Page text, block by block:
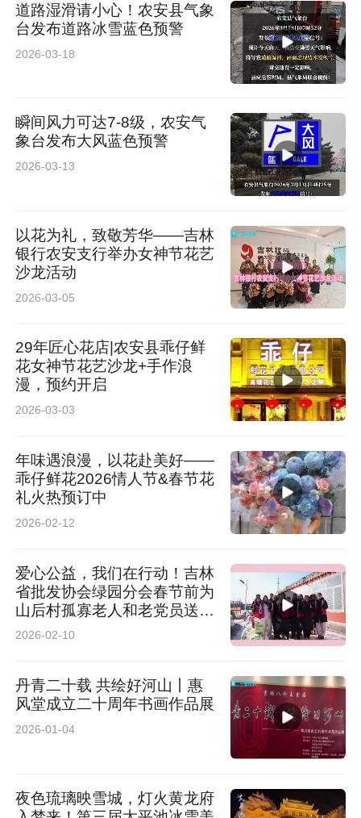
道路湿滑请小心！农安县气象
台发布道路冰雪蓝色预警
2026-03-18
瞬间风力可达7-8级，农安气
象台发布大风蓝色预警
2026-03-13
以花为礼，致敬芳华——吉林
银行农安支行举办女神节花艺
沙龙活动
2026-03-05
29年匠心花店|农安县乖仔鲜
花女神节花艺沙龙+手作浪
漫，预约开启
2026-03-03
年味遇浪漫，以花赴美好——
乖仔鲜花2026情人节&春节花
礼火热预订中
2026-02-12
爱心公益，我们在行动！吉林
省批发协会绿园分会春节前为
山后村孤寡老人和老党员送温
暖
2026-02-10
丹青二十载 共绘好河山丨惠
风堂成立二十周年书画作品展
2026-01-04
夜色琉璃映雪城，灯火黄龙府